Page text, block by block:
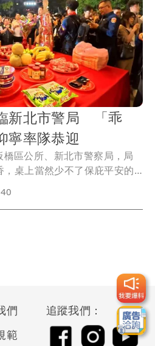
新北市警局 「乖
寧率隊恭迎
區公所、新北市警察局，局
，桌上當然少不了保庇平安的
們
範
追蹤我們：